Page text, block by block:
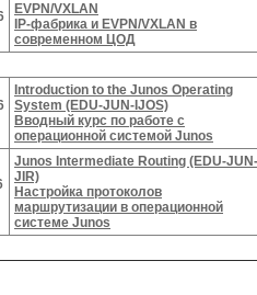
EVPN/VXLAN
IP-фабрика и EVPN/VXLAN в
современном ЦОД
Introduction to the Junos Operating
System (EDU-JUN-IJOS)
Вводный курс по работе с
операционной системой Junos
Junos Intermediate Routing (EDU-JUN-
JIR)
Настройка протоколов
маршрутизации в операционной
системе Junos